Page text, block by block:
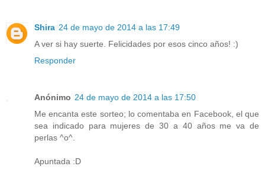
Shira 24 de mayo de 2014 a las 17:49
A ver si hay suerte. Felicidades por esos cinco años! :)
Responder
Anónimo 24 de mayo de 2014 a las 17:50
Me encanta este sorteo; lo comentaba en Facebook, el que
sea indicado para mujeres de 30 a 40 años me va de
perlas ^o^.
Apuntada :D